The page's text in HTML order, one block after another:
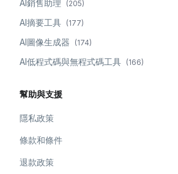
AI銷售助理 (205)
AI摘要工具 (177)
AI圖像生成器 (174)
AI低程式碼與無程式碼工具 (166)
幫助與支援
隱私政策
條款和條件
退款政策